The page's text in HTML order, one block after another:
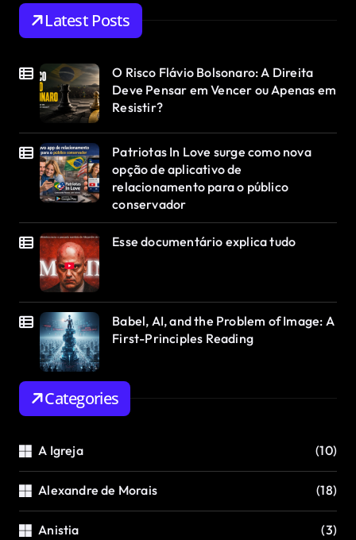
Latest Posts
O Risco Flávio Bolsonaro: A Direita
Deve Pensar em Vencer ou Apenas em
Resistir?
Patriotas In Love surge como nova
opção de aplicativo de
relacionamento para o público
conservador
Esse documentário explica tudo
Babel, AI, and the Problem of Image: A
First-Principles Reading
Categories
A Igreja (10)
Alexandre de Morais (18)
Anistia (3)